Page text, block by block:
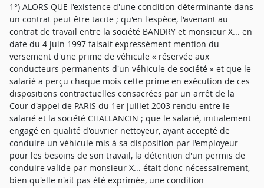
1°) ALORS QUE l'existence d'une condition déterminante dans
un contrat peut être tacite ; qu'en l'espèce, l'avenant au
contrat de travail entre la société BANDRY et monsieur X... en
date du 4 juin 1997 faisait expressément mention du
versement d'une prime de véhicule « réservée aux
conducteurs permanents d'un véhicule de société » et que le
salarié a perçu chaque mois cette prime en exécution de ces
dispositions contractuelles consacrées par un arrêt de la
Cour d'appel de PARIS du 1er juillet 2003 rendu entre le
salarié et la société CHALLANCIN ; que le salarié, initialement
engagé en qualité d'ouvrier nettoyeur, ayant accepté de
conduire un véhicule mis à sa disposition par l'employeur
pour les besoins de son travail, la détention d'un permis de
conduire valide par monsieur X... était donc nécessairement,
bien qu'elle n'ait pas été exprimée, une condition